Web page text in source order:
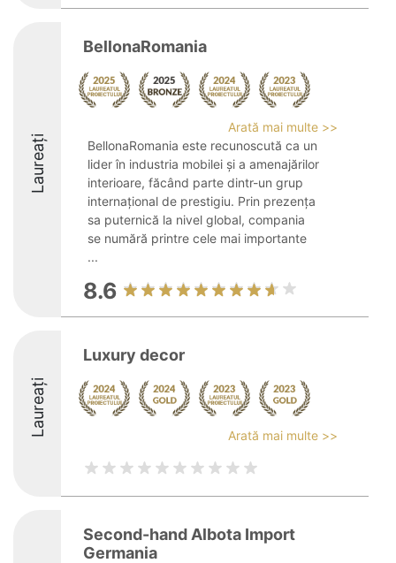
Laureați
BellonaRomania
Arată mai multe >>
BellonaRomania este recunoscută ca un
lider în industria mobilei și a amenajărilor
interioare, făcând parte dintr-un grup
internațional de prestigiu. Prin prezența
sa puternică la nivel global, compania
se numără printre cele mai importante
...
8.6
Laureați
Luxury decor
Arată mai multe >>
Second-hand Albota Import
Germania